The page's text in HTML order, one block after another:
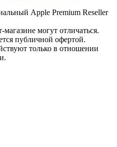
Apple Premium Reseller
могут отличаться.
публичной офертой.
только в отношении